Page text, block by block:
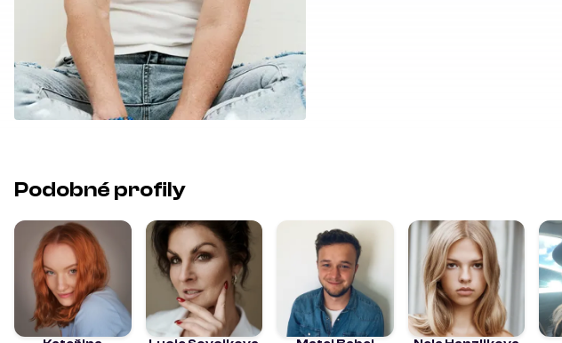
Podobné profily